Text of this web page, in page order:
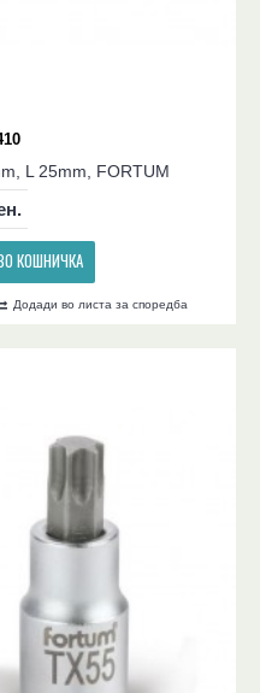
L 25mm, FORTUM
КОШНИЧКА
Додади во листа за споредба